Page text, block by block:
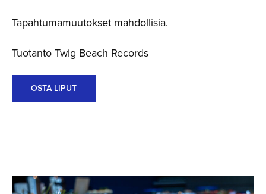
Tapahtumamuutokset mahdollisia.
Tuotanto Twig Beach Records
OSTA LIPUT